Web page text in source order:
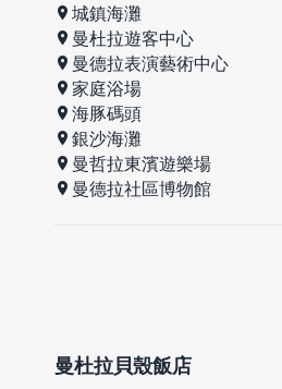
城鎮海灘
曼杜拉遊客中心
曼德拉表演藝術中心
家庭浴場
海豚碼頭
銀沙海灘
曼哲拉東濱遊樂場
曼德拉社區博物館
曼杜拉貝殼飯店